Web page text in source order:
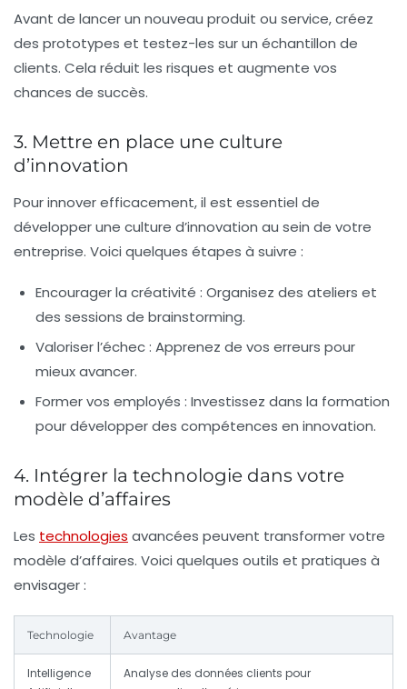
Avant de lancer un nouveau produit ou service, créez
des prototypes et testez-les sur un échantillon de
clients. Cela réduit les risques et augmente vos
chances de succès.
3. Mettre en place une culture
d’innovation
Pour innover efficacement, il est essentiel de
développer une culture d’innovation au sein de votre
entreprise. Voici quelques étapes à suivre :
Encourager la créativité : Organisez des ateliers et
des sessions de brainstorming.
Valoriser l’échec : Apprenez de vos erreurs pour
mieux avancer.
Former vos employés : Investissez dans la formation
pour développer des compétences en innovation.
4. Intégrer la technologie dans votre
modèle d’affaires
Les technologies avancées peuvent transformer votre
modèle d’affaires. Voici quelques outils et pratiques à
envisager :
Technologie Avantage
Intelligence
Analyse des données clients pour